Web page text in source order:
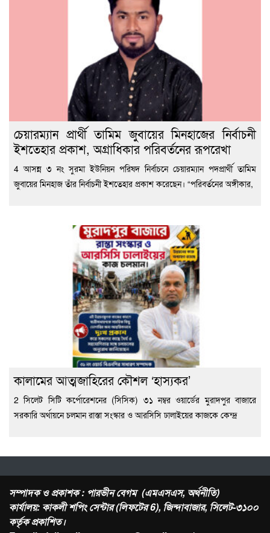
চেয়ারম্যান প্রার্থী তামিম জুবায়ের মিনহাজের নির্বাচনী
ইশতেহার প্রকাশ, অগ্রাধিকার পরিবর্তনের রূপরেখা
4 আসন্ন ৩ নং সুরমা ইউনিয়ন পরিষদ নির্বাচনে চেয়ারম্যান পদপ্রার্থী তামিম
জুবায়ের মিনহাজ তাঁর নির্বাচনী ইশতেহার প্রকাশ করেছেন। “পরিবর্তনের অঙ্গীকার,
কালামের আত্মজাহিরের কৌশল ‘হাস্যকর’
2 সিলেট সিটি কর্পোরেশনের (সিসিক) ৩১ নম্বর ওয়ার্ডের মুরাদপুর বাজারে
সরকারি অর্থায়নে চলমান রাস্তা সংস্কার ও আরসিসি ঢালাইয়ের কাজকে কেন্দ্র
সম্পাদক ও প্রকাশক : পারভীন বেগম (এমএসএস, অর্থনীতি)
কার্যালয়: কাকলী শপিং সেন্টার (লিফটের 6), জিন্দাবাজার, সিলেট-৩১০০
কর্তৃক প্রকাশিত।